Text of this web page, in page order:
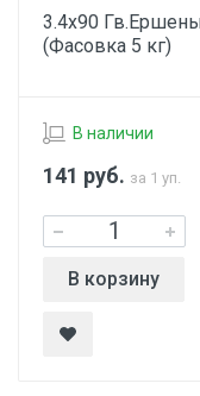
3.4х90
(Фасовка 5 кг)
В наличии
141 руб. за 1 уп.
В корзину